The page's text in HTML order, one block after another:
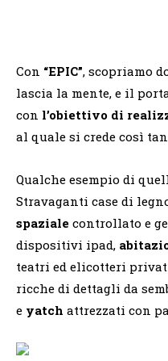
Con “EPIC”, scopriamo
lascia la mente, e il
con l’obiettivo di
al quale si crede così
Qualche esempio di
Stravaganti case di
spaziale controllato e
dispositivi ipad,
teatri ed elicotteri
ricche di dettagli da
e yatch attrezzati con